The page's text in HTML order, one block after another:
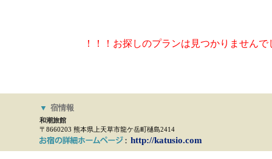
！！！お探しのプランは見つかりません
▼ 宿情報
和潮旅館
〒8660203 熊本県上天草市龍ケ岳町樋島2414
http://katusio.com